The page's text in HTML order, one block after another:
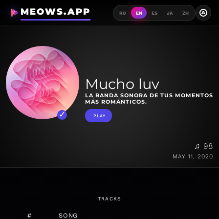
MEOWS.APP RU EN ES JA ZH A
Mucho luv
LA BANDA SONORA DE TUS MOMENTOS
MÁS ROMÁNTICOS.
PLAY
♫ 98
MAY 11, 2020
TRACKS
# SONG